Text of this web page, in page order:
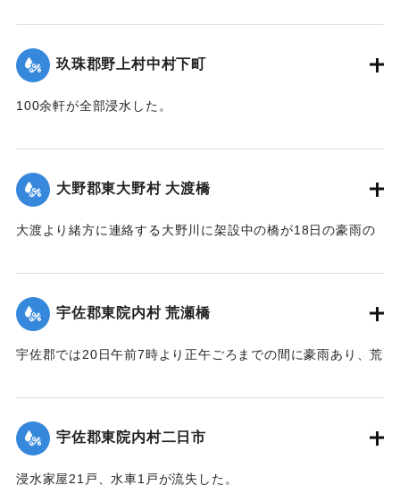
の有様だ。
面】
｜固有コード:00275047
｜固有コード:
玖珠郡野上村中村下町
100余軒が全部浸水した。
｜固有コード:00275049
大野郡東大野村 大渡橋
大渡より緒方に連絡する大野川に架設中の橋が18日の豪雨の
業中の朝鮮人は万が一を恐れて従業を拒んでいる。
【出典：大分新聞 大正12年6月22日 朝刊4面】
｜固有コード: 00275050
宇佐郡東院内村 荒瀬橋
宇佐郡では20日午前7時より正午ごろまでの間に豪雨あり、荒
壊。橋梁が2箇所流失した。
【出典：大分新聞 大正12年6月22日 朝刊4面】
｜固有コード:00275042
宇佐郡東院内村二日市
浸水家屋21戸、水車1戸が流失した。